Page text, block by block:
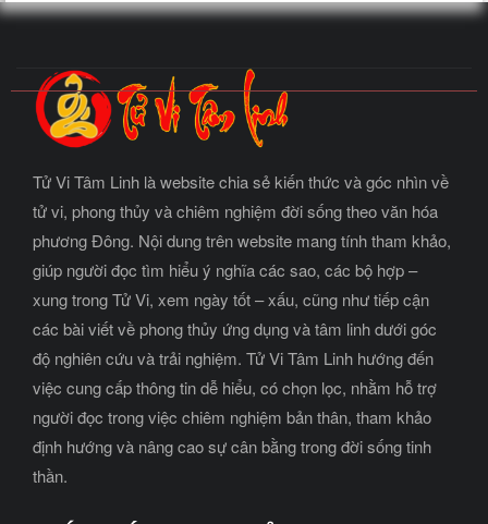
Tử Vi Tâm Linh là website chia sẻ kiến thức và góc nhìn về
tử vi, phong thủy và chiêm nghiệm đời sống theo văn hóa
phương Đông. Nội dung trên website mang tính tham khảo,
giúp người đọc tìm hiểu ý nghĩa các sao, các bộ hợp –
xung trong Tử Vi, xem ngày tốt – xấu, cũng như tiếp cận
các bài viết về phong thủy ứng dụng và tâm linh dưới góc
độ nghiên cứu và trải nghiệm. Tử Vi Tâm Linh hướng đến
việc cung cấp thông tin dễ hiểu, có chọn lọc, nhằm hỗ trợ
người đọc trong việc chiêm nghiệm bản thân, tham khảo
định hướng và nâng cao sự cân bằng trong đời sống tinh
thần.